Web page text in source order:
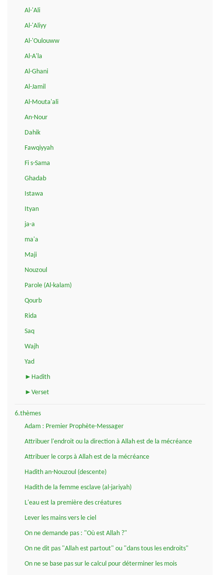
Al-'Ali
Al-'Aliyy
Al-'Oulouww
Al-A'la
Al-Ghani
Al-Jamil
Al-Mouta'ali
An-Nour
Dahik
Fawqiyyah
Fi s-Sama
Ghadab
Istawa
Ityan
ja-a
ma'a
Maji
Nouzoul
Parole (Al-kalam)
Qourb
Rida
Saq
Wajh
Yad
►Hadith
►Verset
6.thèmes
Adam : Premier Prophète-Messager
Attribuer l'endroit ou la direction à Allah est de la mécréance
Attribuer le corps à Allah est de la mécréance
Hadith an-Nouzoul (descente)
Hadith de la femme esclave (al-jariyah)
L'eau est la première des créatures
Lever les mains vers le ciel
On ne demande pas : "Où est Allah ?"
On ne dit pas "Allah est partout" ou "dans tous les endroits"
On ne se base pas sur le calcul pour déterminer les mois